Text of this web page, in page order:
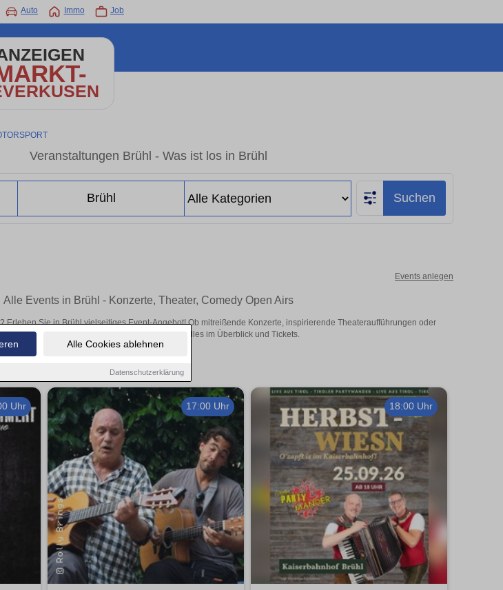
Alle Cookies ablehnen
Datenschutzerklärung
Auto Immo Job
Veranstaltungen Brühl - Was ist los in Brühl
Suchen
Events anlegen
Alle Events in Brühl - Konzerte, Theater, Comedy Open Airs
Erleben Sie in Brühl vielseitiges Event-Angebot! Ob mitreißende Konzerte, inspirierende Theateraufführungen oder
Veranstaltungen in Brühl – hier finden alles im Überblick und Tickets.
Uhr 17:00 Uhr 18:00 Uhr